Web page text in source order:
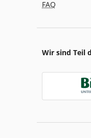
FAQ
Wir sind Teil